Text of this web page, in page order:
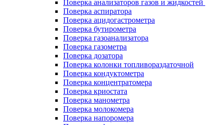
Поверка анализаторов газов и жидкостей
Поверка аспиратора
Поверка ацидогастрометра
Поверка бутирометра
Поверка газоанализатора
Поверка газометра
Поверка дозатора
Поверка колонки топливораздаточной
Поверка кондуктометра
Поверка концентратомера
Поверка криостата
Поверка манометра
Поверка молокомера
Поверка напоромера